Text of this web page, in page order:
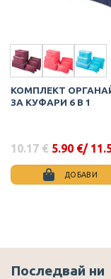
КОМПЛЕКТ
ЗА КУФАРИ 6 В 1
10.17 €
Original
price
10.17 €.
5.90 €
Текущата
цена
5.90 €.
/
ДОБАВИ
variants.
The
Последвай ни